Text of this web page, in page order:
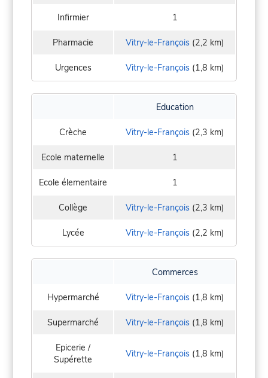
Infirmier 1
Pharmacie Vitry-le-François(2,2 km)
Urgences Vitry-le-François(1,8 km)
Education
Crèche Vitry-le-François(2,3 km)
Ecole maternelle 1
Ecole élementaire 1
Collège Vitry-le-François(2,3 km)
Lycée Vitry-le-François(2,2 km)
Commerces
Hypermarché Vitry-le-François(1,8 km)
Supermarché Vitry-le-François(1,8 km)
Epicerie /
Supérette
Vitry-le-François(1,8 km)